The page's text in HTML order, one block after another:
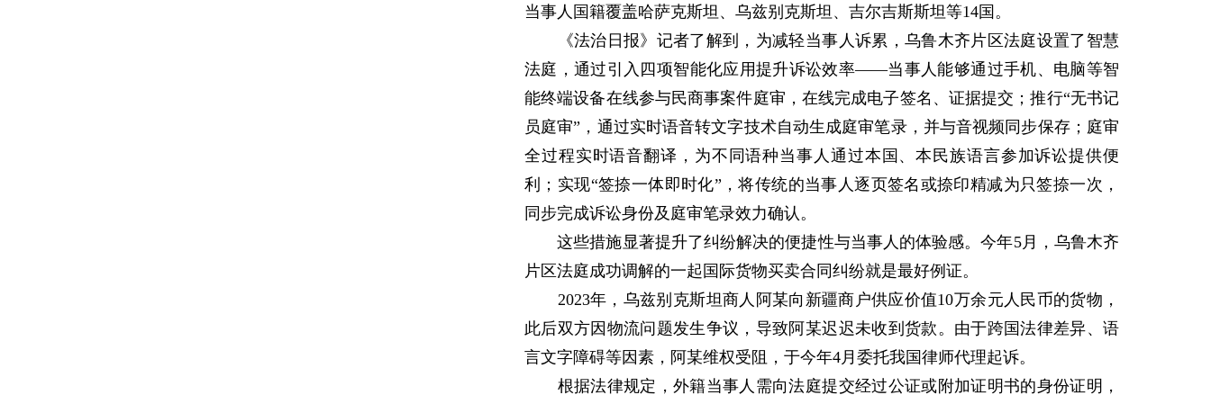
当事人国籍覆盖哈萨克斯坦、乌兹别克斯坦、吉尔吉斯斯坦等14国。
《法治日报》记者了解到，为减轻当事人诉累，乌鲁木齐片区法庭设置了智慧
法庭，通过引入四项智能化应用提升诉讼效率——当事人能够通过手机、电脑等智
能终端设备在线参与民商事案件庭审，在线完成电子签名、证据提交；推行“无书记
员庭审”，通过实时语音转文字技术自动生成庭审笔录，并与音视频同步保存；庭审
全过程实时语音翻译，为不同语种当事人通过本国、本民族语言参加诉讼提供便
利；实现“签捺一体即时化”，将传统的当事人逐页签名或捺印精减为只签捺一次，
同步完成诉讼身份及庭审笔录效力确认。
这些措施显著提升了纠纷解决的便捷性与当事人的体验感。今年5月，乌鲁木齐
片区法庭成功调解的一起国际货物买卖合同纠纷就是最好例证。
2023年，乌兹别克斯坦商人阿某向新疆商户供应价值10万余元人民币的货物，
此后双方因物流问题发生争议，导致阿某迟迟未收到货款。由于跨国法律差异、语
言文字障碍等因素，阿某维权受阻，于今年4月委托我国律师代理起诉。
根据法律规定，外籍当事人需向法庭提交经过公证或附加证明书的身份证明，